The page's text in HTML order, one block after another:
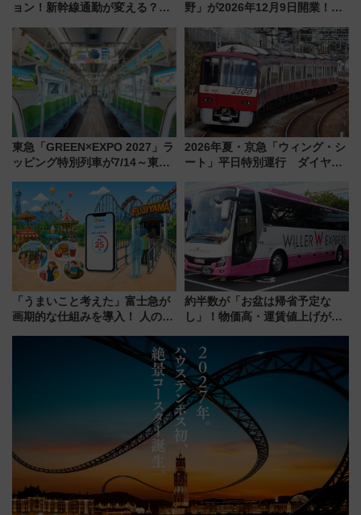
ョン！新幹線通勤が変える？
【新築マンション人気ランキン
グ】
野」が2026年12月9日開業！新
注目スポット
東急「GREEN×EXPO 2027」ラ
ッピング特別列車が7/14～東
ー！ 注目の編成やデザインまと
め
2026年夏・京急「ウィング・シ
ート」平日特別運行 ダイヤ・
三浦海岸を堪能できるお出かけ
プランもご紹介
「うまいこと考えた」富士急が
画期的な仕組みを導入！ 人のか
約半数が「お盆は帰省予定な
し」！物価高・運賃値上げが財
りたいけど……【WILLER お盆
帰省動向調査】